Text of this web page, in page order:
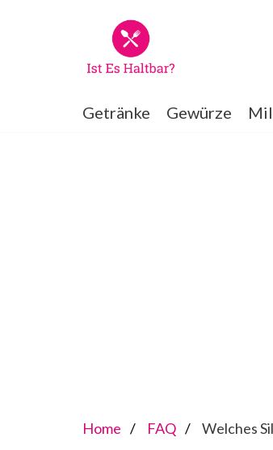
Getränke Gewürze
Home FAQ Welches